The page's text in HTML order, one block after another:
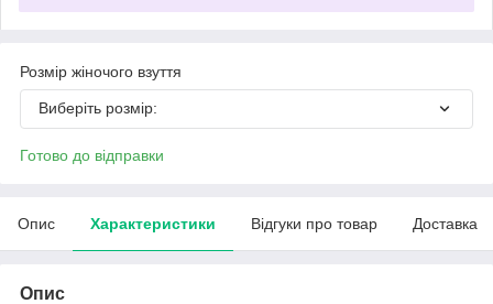
Розмір жіночого взуття
Виберіть розмір:
Готово до відправки
Опис Характеристики Відгуки про товар Доставка
Опис